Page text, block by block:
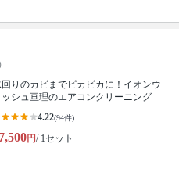
りのカビまでピカピカに！イオンウ
ッシュ亘理のエアコンクリーニング
4.22(94件)
円/ 1セット